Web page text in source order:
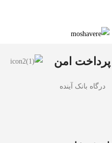
پرداخت امن
درگاه بانک آینده